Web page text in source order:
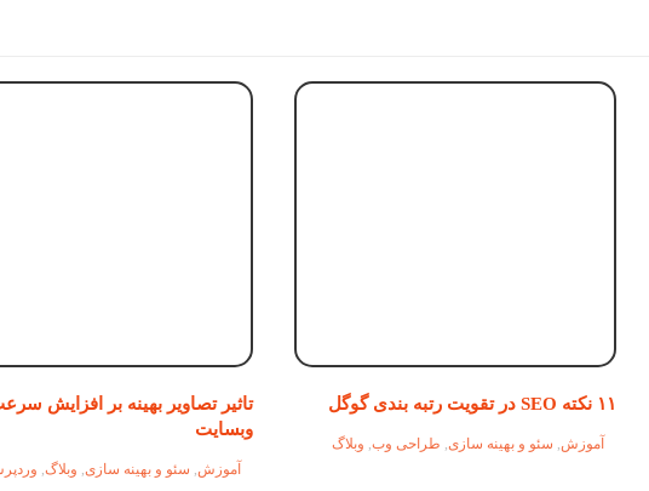
۱۱ نکته SEO در تقویت رتبه بندی گوگل
آموزش, سئو و بهینه سازی, طراحی وب, وبلاگ
تاثیر تصاویر بهینه بر افزایش
وبسایت
آموزش, سئو و بهینه سازی, وبلاگ,